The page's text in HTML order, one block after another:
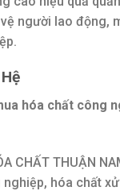
người lao động,
hóa chất công
CHẤT THUẬN
hóa chất